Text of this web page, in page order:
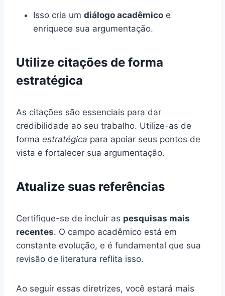
Isso cria um diálogo acadêmico e
enriquece sua argumentação.
Utilize citações de forma
estratégica
As citações são essenciais para dar
credibilidade ao seu trabalho. Utilize-as de
forma estratégica para apoiar seus pontos de
vista e fortalecer sua argumentação.
Atualize suas referências
Certifique-se de incluir as pesquisas mais
recentes. O campo acadêmico está em
constante evolução, e é fundamental que sua
revisão de literatura reflita isso.
Ao seguir essas diretrizes, você estará mais